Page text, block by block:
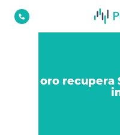
El oro recupera